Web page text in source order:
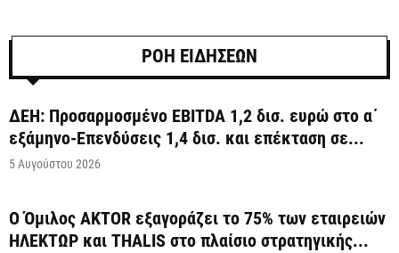
ΡΟΗ ΕΙΔΗΣΕΩΝ
ΔΕΗ: Προσαρμοσμένο EBITDA 1,2 δισ. ευρώ στο α΄
εξάμηνο-Επενδύσεις 1,4 δισ. και επέκταση σε...
5 Αυγούστου 2026
Ο Όμιλος AKTOR εξαγοράζει το 75% των εταιρειών
ΗΛΕΚΤΩΡ και THALIS στο πλαίσιο στρατηγικής...